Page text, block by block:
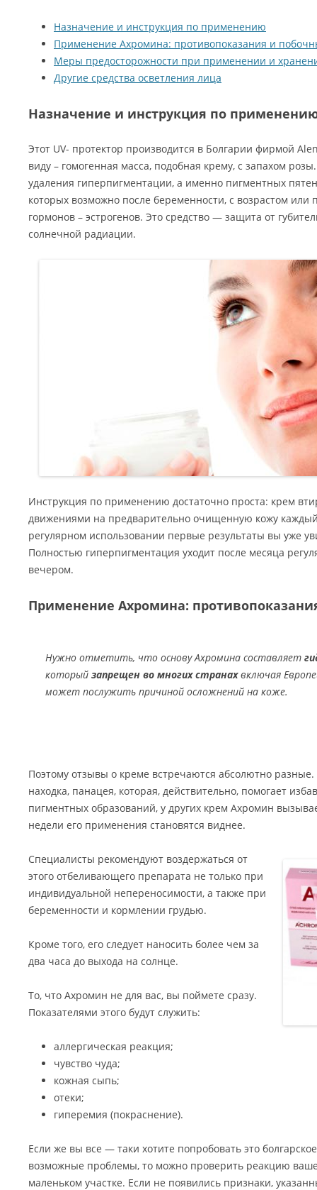
Назначение и инструкция по применению
Применение Ахромина: противопоказания и
Меры предосторожности при применении и
Другие средства осветления лица
Назначение и инструкция по
Этот UV- протектор производится в Болгарии фирмой
виду – гомогенная масса, подобная крему, с запахом
удаления гиперпигментации, а именно пигментных
которых возможно после беременности, с возрастом
гормонов – эстрогенов. Это средство — защита от
солнечной радиации.
Инструкция по применению достаточно проста: крем
движениями на предварительно очищенную кожу
регулярном использовании первые результаты вы уже
Полностью гиперпигментация уходит после месяца
вечером.
Применение Ахромина:
Нужно отметить, что основу Ахромина составляет
который запрещен во многих странахвключая
может послужить причиной осложнений на коже.
Поэтому отзывы о креме встречаются абсолютно
находка, панацея, которая, действительно, помогает
пигментных образований, у других крем Ахромин
недели его применения становятся виднее.
Специалисты рекомендуют воздержаться от
этого отбеливающего препарата не только при
индивидуальной непереносимости, а также при
беременности и кормлении грудью.
Кроме того, его следует наносить более чем за
два часа до выхода на солнце.
То, что Ахромин не для вас, вы поймете сразу.
Показателями этого будут служить:
аллергическая реакция;
чувство чуда;
кожная сыпь;
отеки;
гиперемия (покраснение).
Если же вы все — таки хотите попробовать это
возможные проблемы, то можно проверить реакцию
маленьком участке. Если не появились признаки,